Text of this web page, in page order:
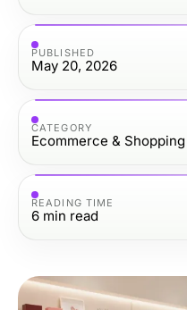
PUBLISHED
May 20, 2026
CATEGORY
Ecommerce & Shopping
READING TIME
6 min read